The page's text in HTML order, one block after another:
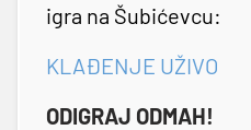
igra na Šubićevcu:
KLAĐENJE UŽIVO
ODIGRAJ ODMAH!